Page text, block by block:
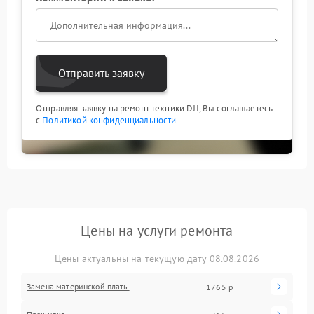
Отправить заявку
Отправляя заявку на ремонт техники DJI, Вы соглашаетесь
с Политикой конфиденциальности
Цены на услуги ремонта
Цены актуальны на текущую дату 08.08.2026
Замена материнской платы 1765 р